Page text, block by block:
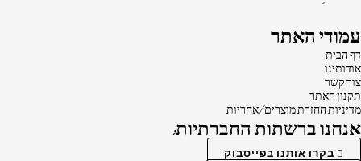
עמודי האתר
דף הבית
אודותינו
צור קשר
תקנון האתר
מדיניות החזרת מוצרים/אחריות
אנחנו ברשתות החברתיות:
בקרו אותנו בפייסבוק